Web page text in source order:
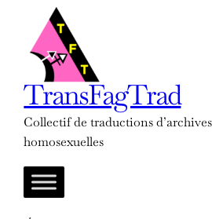
contenu
TransFagTrad
Collectif de traductions
homosexuelles